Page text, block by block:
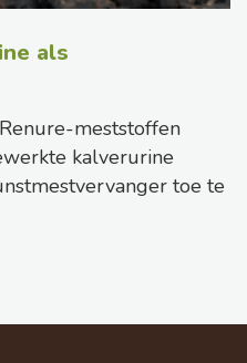
als
meststoffen
kalverurine
toe te